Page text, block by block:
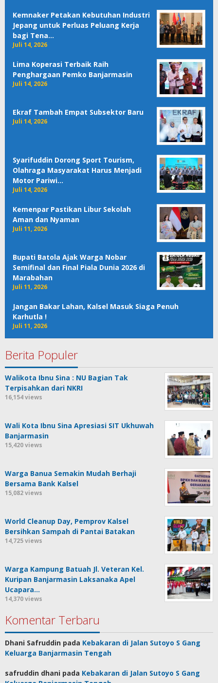
Kemnaker Petakan Kebutuhan Industri
Jepang untuk Perluas Peluang Kerja
bagi Tena…
Juli 14, 2026
Lima Koperasi Terbaik Raih
Penghargaan Pemko Banjarmasin
Juli 14, 2026
Ekraf Tambah Empat Subsektor Baru
Juli 14, 2026
Syarifuddin Dorong Sport Tourism,
Olahraga Masyarakat Harus Menjadi
Motor Pariwi…
Juli 14, 2026
Kemenpar Pastikan Libur Sekolah
Aman dan Nyaman
Juli 11, 2026
Bupati Batola Ajak Warga Nobar
Semifinal dan Final Piala Dunia 2026 di
Marabahan
Juli 11, 2026
Jangan Bakar Lahan, Kalsel Masuk Siaga Penuh
Karhutla !
Juli 11, 2026
Berita Populer
Walikota Ibnu Sina : NU Bagian Tak
Terpisahkan dari NKRI
16,154 views
Wali Kota Ibnu Sina Apresiasi SIT Ukhuwah
Banjarmasin
15,420 views
Warga Banua Semakin Mudah Berhaji
Bersama Bank Kalsel
15,082 views
World Cleanup Day, Pemprov Kalsel
Bersihkan Sampah di Pantai Batakan
14,725 views
Warga Kampung Batuah Jl. Veteran Kel.
Kuripan Banjarmasin Laksanaka Apel
Ucapara…
14,370 views
Komentar Terbaru
Dhani Safruddin pada Kebakaran di Jalan Sutoyo S Gang
Keluarga Banjarmasin Tengah
safruddin dhani pada Kebakaran di Jalan Sutoyo S Gang